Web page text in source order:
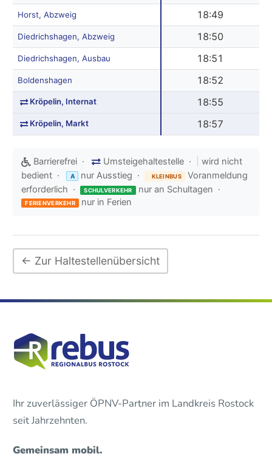
Horst, Abzweig 18:49
Diedrichshagen, Abzweig 18:50
Diedrichshagen, Ausbau 18:51
Boldenshagen 18:52
Kröpelin, Internat 18:55
Kröpelin, Markt 18:57
Barrierefrei · Umsteigehaltestelle ·
wird nicht
bedient ·
A nur Ausstieg · KLEINBUS
Voranmeldung
erforderlich · SCHULVERKEHR nur an Schultagen ·
FERIENVERKEHR nur in Ferien
← Zur Haltestellenübersicht
Ihr zuverlässiger ÖPNV-Partner im Landkreis Rostock
seit Jahrzehnten.
Gemeinsam mobil.